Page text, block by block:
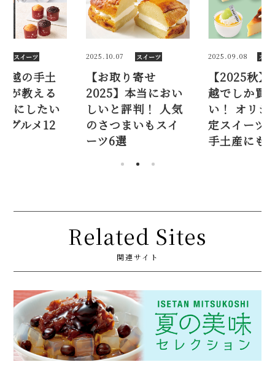
スイーツ
寄せ
当におい
判！ 人気
いもスイ
2025.09.08 スイーツ
【2025秋】銀座三
越でしか買えな
い！ オリジナル限
定スイーツ10選。
手土産にも♡
2026.05.26 スイ
【銀座三越
産】ツウが
♡ 新定番に
デパ地下グ
選
Related Sites
関連サイト